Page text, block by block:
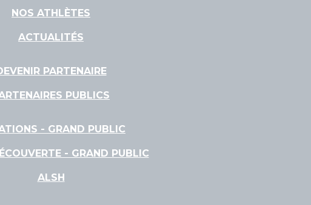
NOS ATHLÈTES
ACTUALITÉS
PARTENAIRE
PUBLICS
- GRAND PUBLIC
- GRAND PUBLIC
ALSH